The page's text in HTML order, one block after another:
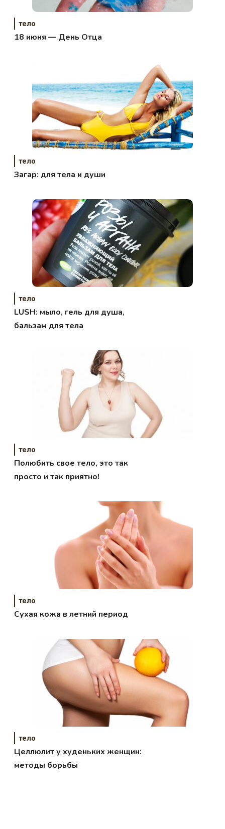
тело
18 июня — День Отца
тело
Загар: для тела и души
тело
LUSH: мыло, гель для душа,
бальзам для тела
тело
Полюбить свое тело, это так
просто и так приятно!
тело
Сухая кожа в летний период
тело
Целлюлит у худеньких женщин:
методы борьбы